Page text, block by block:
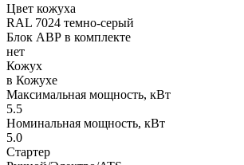
Цвет кожуха
RAL 7024 темно-серый
Блок АВР в комплекте
нет
Кожух
в Кожухе
Максимальная мощность, кВт
5.5
Номинальная мощность, кВт
5.0
Стартер